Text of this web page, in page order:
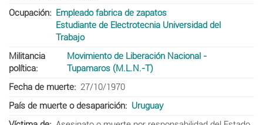
Ocupación
Empleado fabrica de zapatos
Estudiante de Electrotecnia Universidad del
Trabajo
Militancia
política
Movimiento de Liberación Nacional -
Tupamaros (M.L.N.-T)
Fecha de muerte
27/10/1970
País de muerte o desaparición
Uruguay